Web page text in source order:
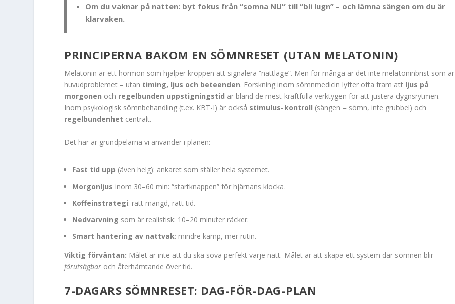
Om du vaknar på natten: byt fokus från “somna NU” till “bli lugn” – och lämna sängen om du är
klarvaken.
PRINCIPERNA BAKOM EN SÖMNRESET (UTAN MELATONIN)
Melatonin är ett hormon som hjälper kroppen att signalera “nattläge”. Men för många är det inte melatoninbrist som är
huvudproblemet – utan timing, ljus och beteenden. Forskning inom sömnmedicin lyfter ofta fram att ljus på
morgonen och regelbunden uppstigningstid är bland de mest kraftfulla verktygen för att justera dygnsrytmen.
Inom psykologisk sömnbehandling (t.ex. KBT-I) är också stimulus-kontroll (sängen = sömn, inte grubbel) och
regelbundenhet centralt.
Det här är grundpelarna vi använder i planen:
Fast tid upp (även helg): ankaret som ställer hela systemet.
Morgonljus inom 30–60 min: “startknappen” för hjärnans klocka.
Koffeinstrategi: rätt mängd, rätt tid.
Nedvarvning som är realistisk: 10–20 minuter räcker.
Smart hantering av nattvak: mindre kamp, mer rutin.
Viktig förväntan: Målet är inte att du ska sova perfekt varje natt. Målet är att skapa ett system där sömnen blir
förutsägbar och återhämtande över tid.
7-DAGARS SÖMNRESET: DAG-FÖR-DAG-PLAN